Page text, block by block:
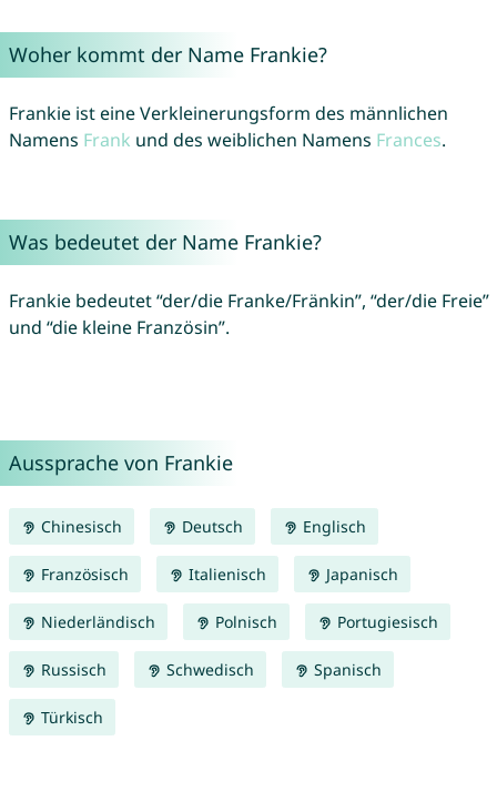
Woher kommt der Name Frankie?
Frankie ist eine Verkleinerungsform des männlichen
Namens Frank und des weiblichen Namens Frances.
Was bedeutet der Name Frankie?
Frankie bedeutet “der/die Franke/Fränkin”, “der/die Freie”
und “die kleine Französin”.
Aussprache von Frankie
Chinesisch Deutsch Englisch
Französisch Italienisch Japanisch
Niederländisch Polnisch Portugiesisch
Russisch Schwedisch Spanisch
Türkisch